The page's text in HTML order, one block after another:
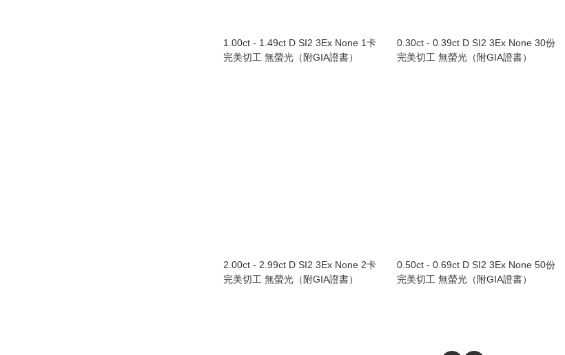
1.00ct - 1.49ct D SI2 3Ex None 1卡
完美切工 無螢光（附GIA證書）
0.30ct - 0.39ct D SI2 3Ex None 30份
完美切工 無螢光（附GIA證書）
2.00ct - 2.99ct D SI2 3Ex None 2卡
完美切工 無螢光（附GIA證書）
0.50ct - 0.69ct D SI2 3Ex None 50份
完美切工 無螢光（附GIA證書）